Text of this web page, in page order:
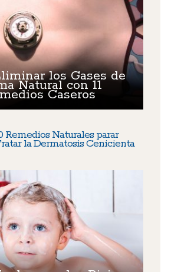
los Gases de
Natural con 11
Caseros
Remedios Naturales parar
la Dermatosis Cenicienta